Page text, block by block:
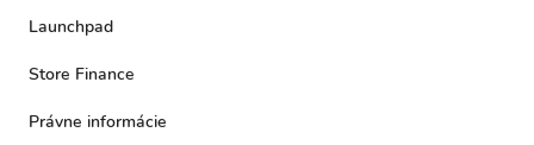
Launchpad
Store Finance
Právne informácie